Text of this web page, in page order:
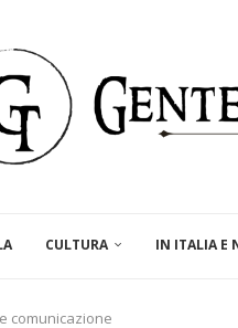
CULTURA IN ITALIA E
e comunicazione